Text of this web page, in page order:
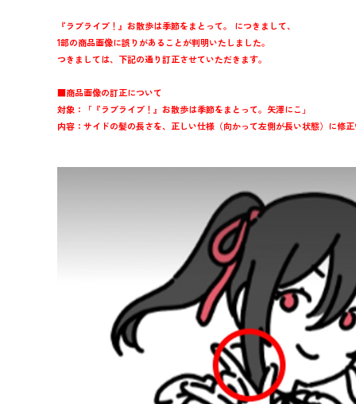
『ラブライブ！』お散歩は季節をまとって。 につきまして、
1部の商品画像に誤りがあることが判明いたしました。
つきましては、下記の通り訂正させていただきます。
■商品画像の訂正について
対象：「『ラブライブ！』お散歩は季節をまとって。矢澤にこ」
内容：サイドの髪の長さを、正しい仕様（向かって左側が長い状態）に修正